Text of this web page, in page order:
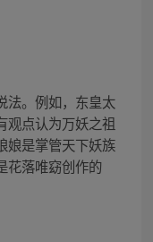
法。例如，东皇太
观点认为万妖之祖
娘是掌管天下妖族
花落唯窈创作的